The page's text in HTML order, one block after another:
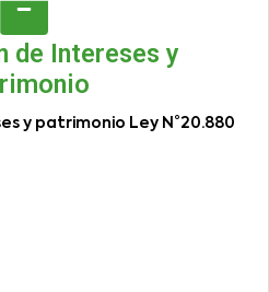
de Intereses y
y patrimonio Ley N°20.880